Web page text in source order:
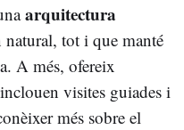
arquitectura
tot i que manté
A més, ofereix
visites guiades i
més sobre el